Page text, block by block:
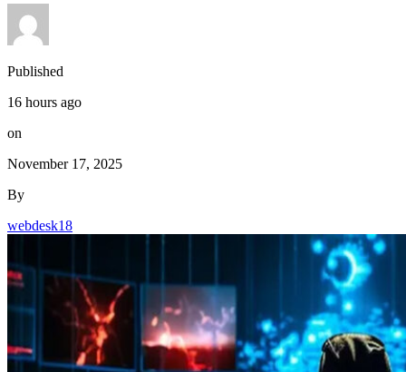
Published
16 hours ago
on
November 17, 2025
By
webdesk18